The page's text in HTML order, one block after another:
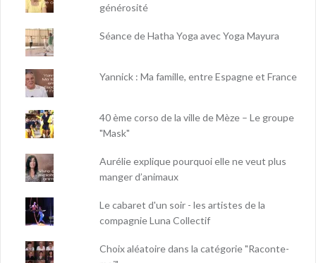
générosité
Séance de Hatha Yoga avec Yoga Mayura
Yannick : Ma famille, entre Espagne et France
40 ème corso de la ville de Mèze – Le groupe
"Mask"
Aurélie explique pourquoi elle ne veut plus
manger d’animaux
Le cabaret d'un soir - les artistes de la
compagnie Luna Collectif
Choix aléatoire dans la catégorie "Raconte-